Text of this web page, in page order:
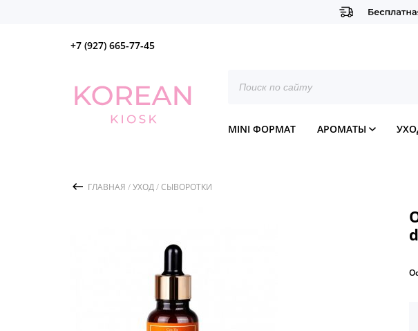
+7 (927) 665-77-45
товаров
MINI ФОРМАТ АРОМАТЫ
ГЛАВНАЯ /УХОД/СЫВОРОТКИ